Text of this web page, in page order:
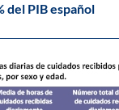
del PIB español